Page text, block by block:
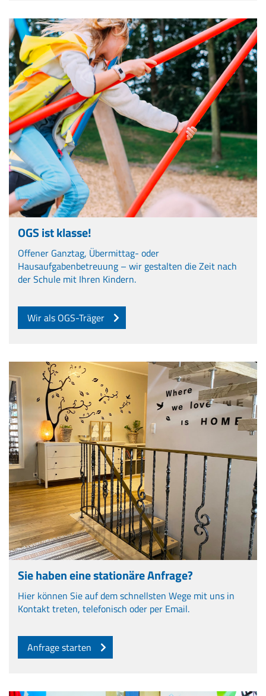
OGS ist klasse!
Offener Ganztag, Übermittag- oder
Hausaufgabenbetreuung – wir gestalten die Zeit nach
der Schule mit Ihren Kindern.
Wir als OGS-Träger
Sie haben eine stationäre Anfrage?
Hier können Sie auf dem schnellsten Wege mit uns in
Kontakt treten, telefonisch oder per Email.
Anfrage starten